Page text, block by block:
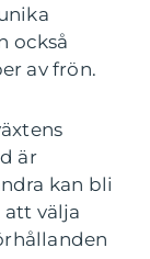
också
av frön.
är
kan bli
välja